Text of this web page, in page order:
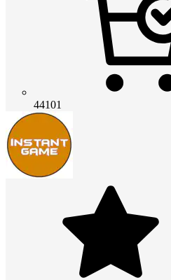
44101